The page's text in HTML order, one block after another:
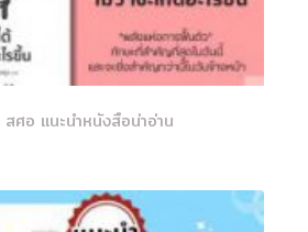
ศอ แนะนำหนังสือน่าอ่าน